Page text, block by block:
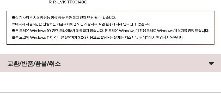
교환/반품/환불/취소